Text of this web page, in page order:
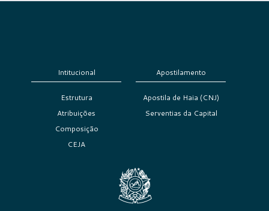
Intitucional
Estrutura
Atribuições
Composição
CEJA
Apostilamento
Apostila de Haia (CNJ)
Serventias da Capital